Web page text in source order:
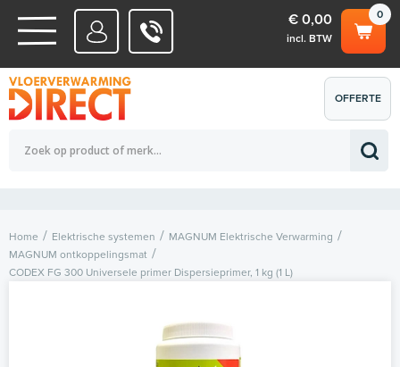
WATERSYSTEMEN
ELEKTRISCHE SYSTEMEN
0
€ 0,00
incl. BTW
Totaalbedrag (incl. BTW) € 0,00
OFFERTE
AANVRAGEN
Home Elektrische systemen
MAGNUM Elektrische Verwarming
MAGNUM ontkoppelingsmat
CODEX FG 300 Universele primer Dispersieprimer, 1 kg (1 L)